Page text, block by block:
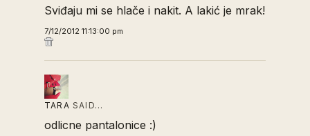
Sviđaju mi se hlače i nakit. A lakić je mrak!
7/12/2012 11:13:00 pm
TARA SAID…
odlicne pantalonice :)